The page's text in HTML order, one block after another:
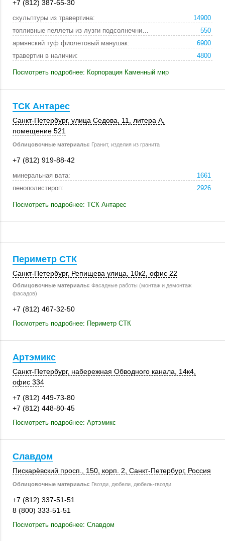
+7 (812) 387-65-30
скульптуры из травертина:
14900
топливные пеллеты из лузги подсолнечника теплодар:
550
армянский туф фиолетовый манушак:
6900
травертин в наличии:
4800
Посмотреть подробнее: Корпорация Каменный мир
ТСК Антарес
Санкт-Петербург, улица Седова, 11 литера А
помещение 521
Облицовочные материалы: Гранит, изделия из гранита
+7 (812) 919-88-42
минеральная вата:
1661
пенополистироп:
2926
Посмотреть подробнее: ТСК Антарес
Периметр СТК
Санкт-Петербург, Репищева улица 10к2 офис 22
Облицовочные материалы: Фасадные работы (монтаж и демонтаж
фасадов)
+7 (812) 467-32-50
Посмотреть подробнее: Периметр СТК
Артэмикс
Санкт-Петербург, набережная Обводного канала, 14к4
офис 334
+7 (812) 449-73-80
+7 (812) 448-80-45
Посмотреть подробнее: Артэмикс
Славдом
Пискарёвский просп. 150 корп. 2 Санкт-Петербург, Россия
Облицовочные материалы: Гвозди, дюбели, дюбель-гвозди
+7 (812) 337-51-51
8 (800) 333-51-51
Посмотреть подробнее: Славдом